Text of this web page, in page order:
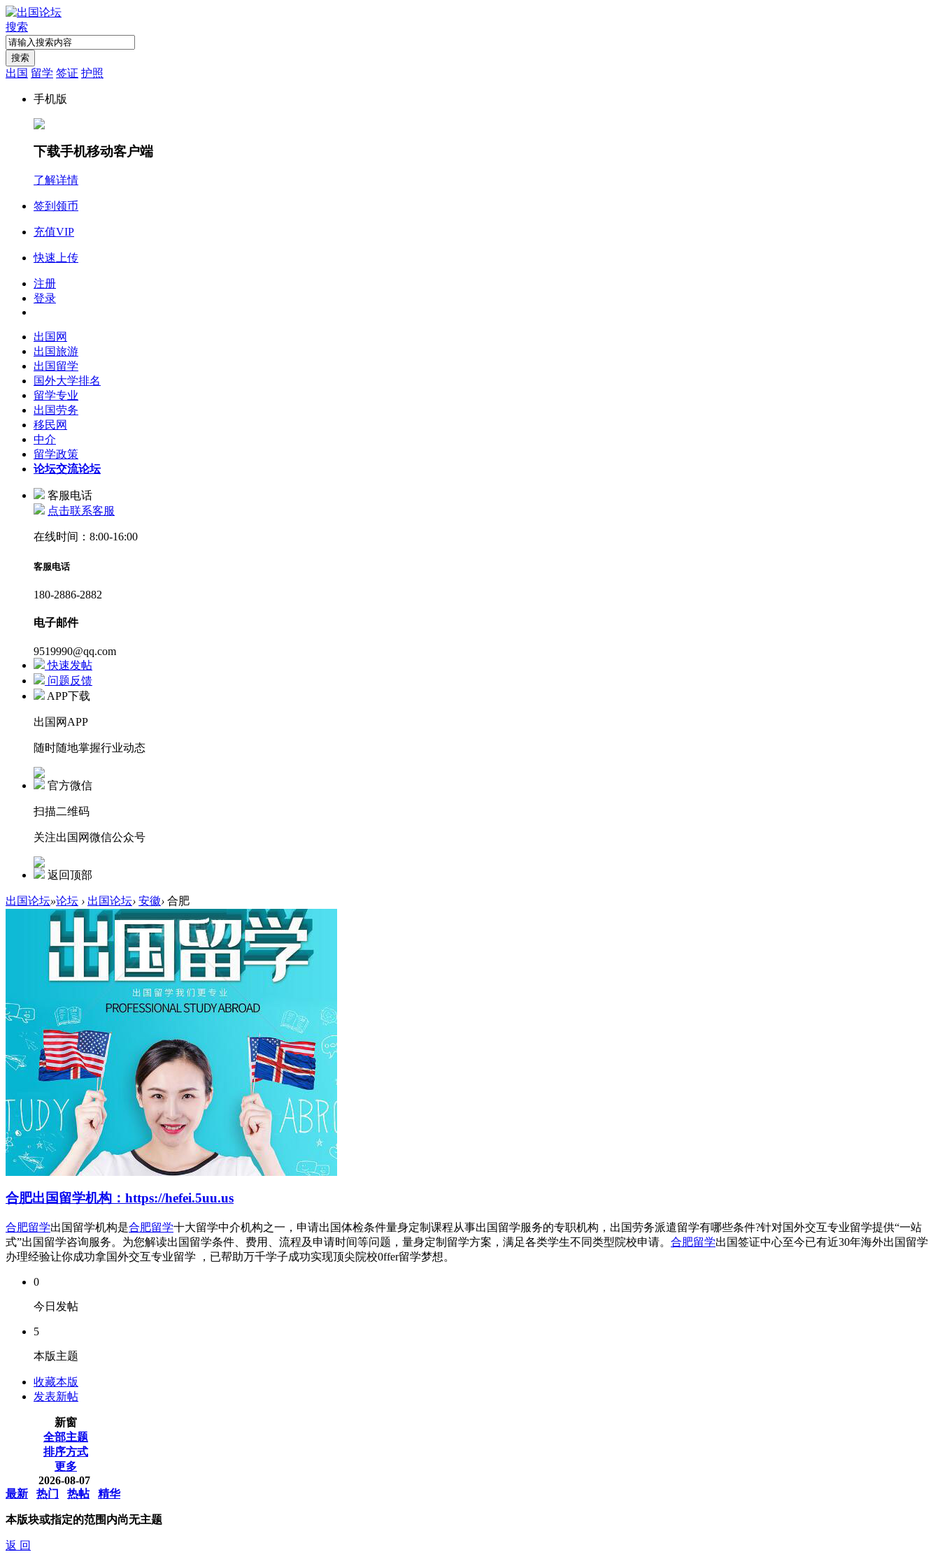
搜索
搜索
出国 留学 签证 护照
手机版
下载手机移动客户端
了解详情
签到领币
充值VIP
快速上传
注册
登录
出国网
出国旅游
出国留学
国外大学排名
留学专业
出国劳务
移民网
中介
留学政策
论坛交流论坛
客服电话
点击联系客服
在线时间：8:00-16:00
客服电话
180-2886-2882
电子邮件
9519990@qq.com
快速发帖
问题反馈
APP下载
出国网APP
随时随地掌握行业动态
官方微信
扫描二维码
关注出国网微信公众号
返回顶部
出国论坛»论坛 › 出国论坛› 安徽› 合肥
合肥出国留学机构：https://hefei.5uu.us
合肥留学出国留学机构是合肥留学十大留学中介机构之一，申请出国体检条件量身定制课程从事出国留学服务的专职机构，出国劳务派遣留学有哪些条件?针对国外交互专业留学提供“一站
式”出国留学咨询服务。为您解读出国留学条件、费用、流程及申请时间等问题，量身定制留学方案，满足各类学生不同类型院校申请。 合肥留学出国签证中心至今已有近30年海外出国留学
办理经验让你成功拿国外交互专业留学 ，已帮助万千学子成功实现顶尖院校0ffer留学梦想。
0
今日发帖
5
本版主题
收藏本版
发表新帖
新窗
全部主题
排序方式
更多
2026-08-07
最新
热门 热帖 精华
本版块或指定的范围内尚无主题
返 回